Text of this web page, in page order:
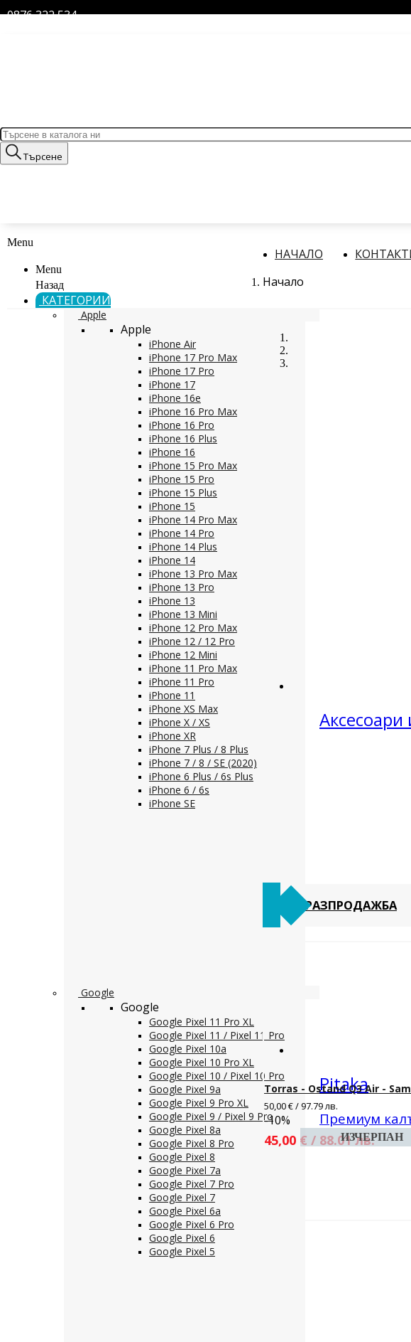
0876 322 534
Търсене
Menu
Menu
Назад
КАТЕГОРИИ
Apple
Apple
iPhone Air
iPhone 17 Pro Max
iPhone 17 Pro
iPhone 17
iPhone 16e
iPhone 16 Pro Max
iPhone 16 Pro
iPhone 16 Plus
iPhone 16
iPhone 15 Pro Max
iPhone 15 Pro
iPhone 15 Plus
iPhone 15
iPhone 14 Pro Max
iPhone 14 Pro
iPhone 14 Plus
iPhone 14
iPhone 13 Pro Max
iPhone 13 Pro
iPhone 13
iPhone 13 Mini
iPhone 12 Pro Max
iPhone 12 / 12 Pro
iPhone 12 Mini
iPhone 11 Pro Max
iPhone 11 Pro
iPhone 11
iPhone XS Max
iPhone X / XS
iPhone XR
iPhone 7 Plus / 8 Plus
iPhone 7 / 8 / SE (2020)
iPhone 6 Plus / 6s Plus
iPhone 6 / 6s
iPhone SE
Google
Google
Google Pixel 11 Pro XL
Google Pixel 11 / Pixel 11 Pro
Google Pixel 10a
Google Pixel 10 Pro XL
Google Pixel 10 / Pixel 10 Pro
Google Pixel 9a
Google Pixel 9 Pro XL
Google Pixel 9 / Pixel 9 Pro
Google Pixel 8a
Google Pixel 8 Pro
Google Pixel 8
Google Pixel 7a
Google Pixel 7 Pro
Google Pixel 7
Google Pixel 6a
Google Pixel 6 Pro
Google Pixel 6
Google Pixel 5
НАЧАЛО
Начало
Pitaka
Премиум
РАЗПРОДАЖБА
Torras - Ostand Q3 Air -
50,00 € / 97.79 лв.
-10%
45,00 € / 88.01 лв.